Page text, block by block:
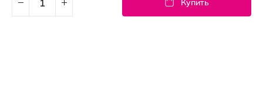
Купить
+38 (067) 690 00 85